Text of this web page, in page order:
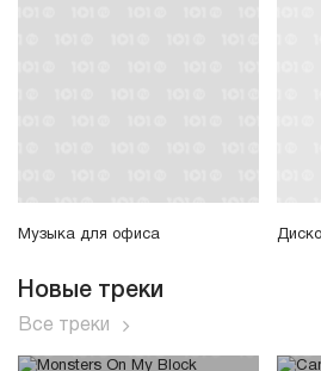
Музыка для офиса
Новые треки
Все треки